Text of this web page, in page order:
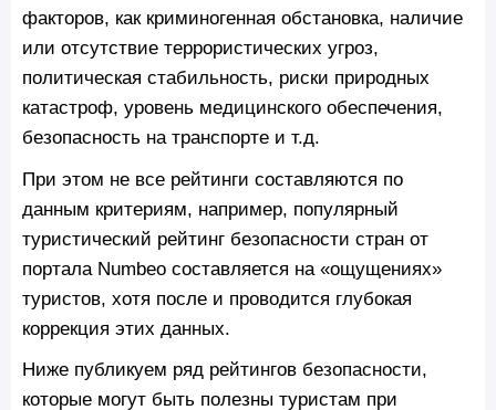
факторов, как криминогенная обстановка, наличие
или отсутствие террористических угроз,
политическая стабильность, риски природных
катастроф, уровень медицинского обеспечения,
безопасность на транспорте и т.д.
При этом не все рейтинги составляются по
данным критериям, например, популярный
туристический рейтинг безопасности стран от
портала Numbeo составляется на «ощущениях»
туристов, хотя после и проводится глубокая
коррекция этих данных.
Ниже публикуем ряд рейтингов безопасности,
которые могут быть полезны туристам при